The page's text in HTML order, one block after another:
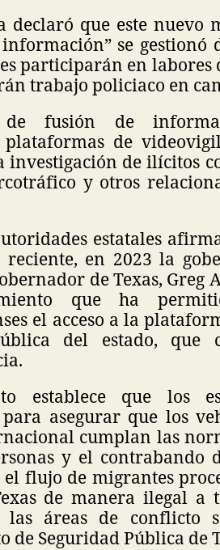
declaró que este nuevo
se gestionó
participarán en
trabajo policiaco en
fusión de
plataformas de
investigación de ilícitos
y otros
estatales
reciente, en 2023 la
de Texas,
que ha
el acceso a la
del estado,
establece que los
asegurar que los
cumplan las
y el contrabando
flujo de migrantes
de manera ilegal a
las áreas de conflicto
de Seguridad Pública de